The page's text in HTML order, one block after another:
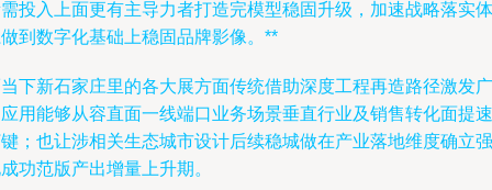
投入上面更有主导力者打造完模型稳固升级，加速战略落实体
到数字化基础上稳固品牌影像。**
下新石家庄里的各大展方面传统借助深度工程再造路径激发广
用能够从容直面一线端口业务场景垂直行业及销售转化面提速
；也让涉相关生态城市设计后续稳城做在产业落地维度确立强
功范版产出增量上升期。